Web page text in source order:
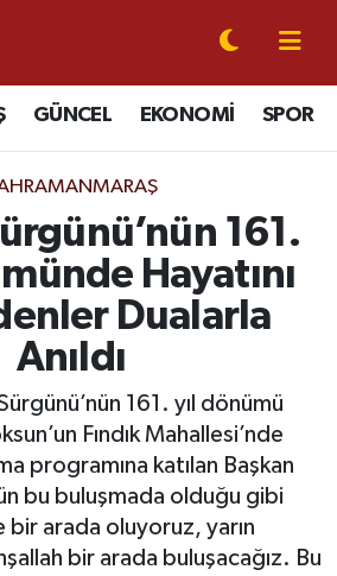
GÜNCEL EKONOMİ SPOR
161.
Hayatını
Dualarla
Anıldı
161. yıl dönümü
Fındık Mahallesi’nde
programına katılan Başkan
bu buluşmada olduğu gibi
bir arada oluyoruz, yarın
bir arada buluşacağız. Bu
Nöbetçi Eczaneler
Hava Durumu
Trafik Yoğunluk Haritası
Durumu ve Fikstür